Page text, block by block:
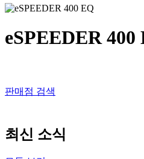
eSPEEDER 400
판매점 검색
최신 소식